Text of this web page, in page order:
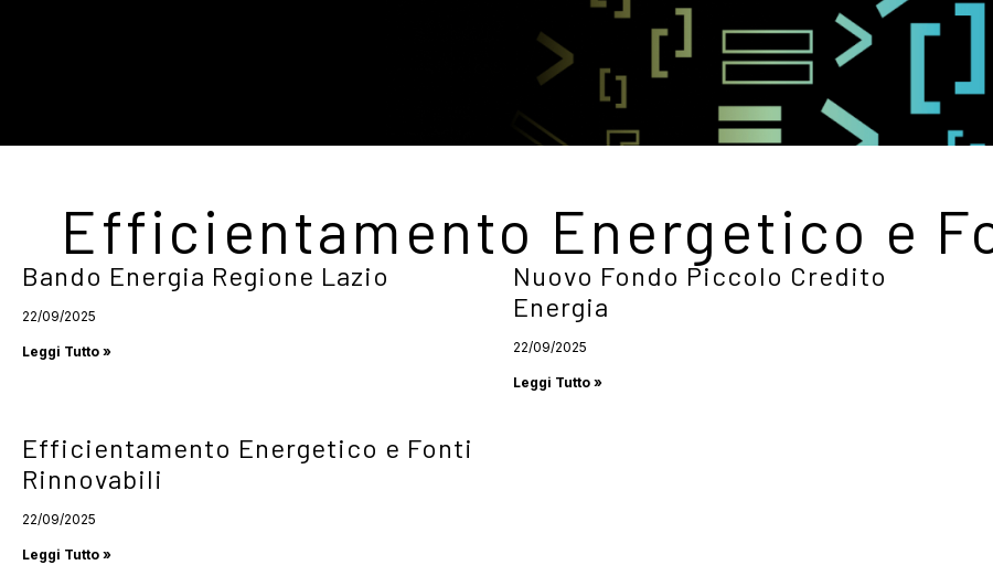
Efficientamento Energetico e
Bando Energia Regione Lazio
22/09/2025
Leggi Tutto »
Nuovo Fondo Piccolo Credito
Energia
22/09/2025
Leggi Tutto »
Efficientamento Energetico e Fonti
Rinnovabili
22/09/2025
Leggi Tutto »